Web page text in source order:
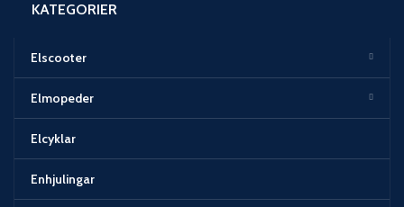
KATEGORIER
Elscooter
Elmopeder
Elcyklar
Enhjulingar